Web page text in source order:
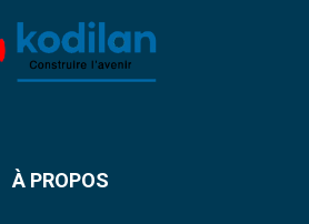
À PROPOS